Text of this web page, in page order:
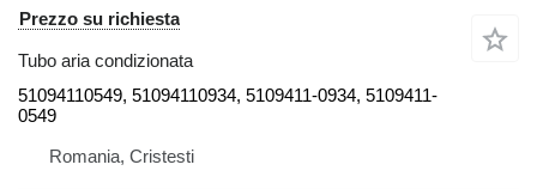
Prezzo su richiesta
Tubo aria condizionata
51094110549, 51094110934, 5109411-0934, 5109411-
0549
Romania, Cristesti